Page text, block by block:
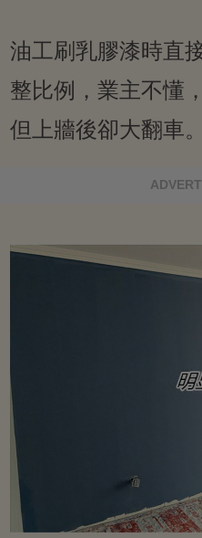
油工刷乳膠漆時直
整比例，業主不懂
但上牆後卻大翻車。